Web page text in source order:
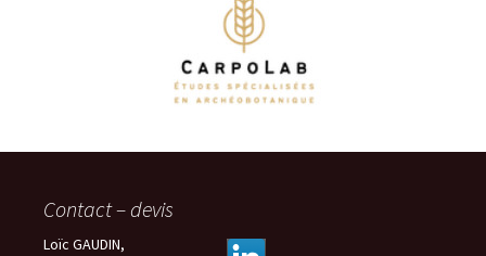
Contact – devis
Loïc GAUDIN,